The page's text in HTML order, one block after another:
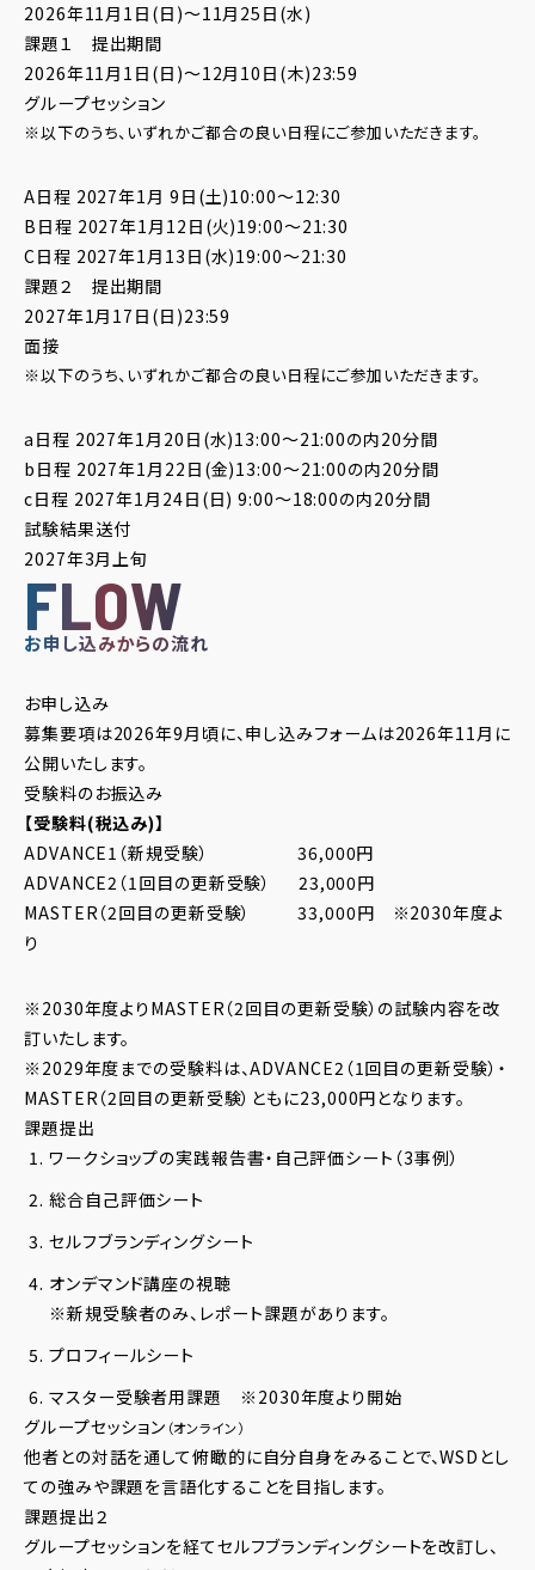
2026年11月1日(日)〜11月25日(水)
課題１ 提出期間
2026年11月1日(日)〜12月10日(木)23:59
グループセッション
※以下のうち、いずれかご都合の良い日程にご参加いただきます。
A日程 2027年1月 9日(土)10:00～12:30
B日程 2027年1月12日(火)19:00～21:30
C日程 2027年1月13日(水)19:00～21:30
課題２ 提出期間
2027年1月17日(日)23:59
面接
※以下のうち、いずれかご都合の良い日程にご参加いただきます。
a日程 2027年1月20日(水)13:00～21:00の内20分間
b日程 2027年1月22日(金)13:00～21:00の内20分間
c日程 2027年1月24日(日) 9:00～18:00の内20分間
試験結果送付
2027年3月上旬
FLOW
お申し込みからの流れ
お申し込み
募集要項は2026年9月頃に、申し込みフォームは2026年11月に
公開いたします。
受験料のお振込み
【受験料(税込み)】
ADVANCE1（新規受験） 36,000円
ADVANCE2（1回目の更新受験） 23,000円
MASTER（2回目の更新受験） 33,000円 ※2030年度よ
り
※2030年度よりMASTER（2回目の更新受験）の試験内容を改
訂いたします。
※2029年度までの受験料は、ADVANCE2（1回目の更新受験）・
MASTER（2回目の更新受験）ともに23,000円となります。
課題提出
ワークショップの実践報告書・自己評価シート（3事例）
総合自己評価シート
セルフブランディングシート
オンデマンド講座の視聴
※新規受験者のみ、レポート課題があります。
プロフィールシート
マスター受験者用課題 ※ 2030年度より開始
グループセッション （オンライン）
他者との対話を通して俯瞰的に自分自身をみることで、WSDとし
ての強みや課題を言語化することを目指します。
課題提出２
グループセッションを経てセルフブランディングシートを改訂し、